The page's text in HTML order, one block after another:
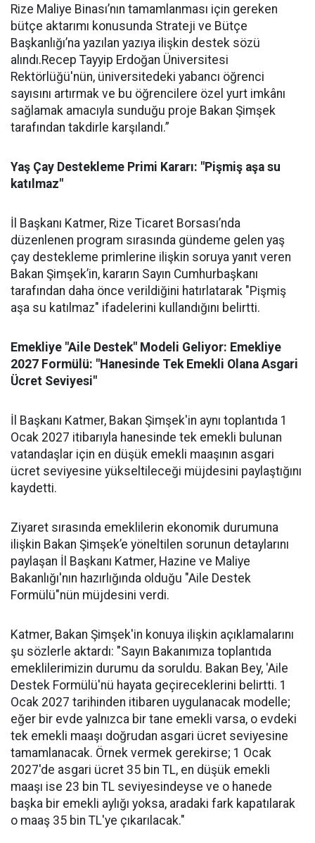
Rize Maliye Binası’nın tamamlanması için gereken
bütçe aktarımı konusunda Strateji ve Bütçe
Başkanlığı’na yazılan yazıya ilişkin destek sözü
alındı.Recep Tayyip Erdoğan Üniversitesi
Rektörlüğü'nün, üniversitedeki yabancı öğrenci
sayısını artırmak ve bu öğrencilere özel yurt imkânı
sağlamak amacıyla sunduğu proje Bakan Şimşek
tarafından takdirle karşılandı.”
Yaş Çay Destekleme Primi Kararı: "Pişmiş aşa su
katılmaz"
İl Başkanı Katmer, Rize Ticaret Borsası’nda
düzenlenen program sırasında gündeme gelen yaş
çay destekleme primlerine ilişkin soruya yanıt veren
Bakan Şimşek’in, kararın Sayın Cumhurbaşkanı
tarafından daha önce verildiğini hatırlatarak "Pişmiş
aşa su katılmaz" ifadelerini kullandığını belirtti.
Emekliye "Aile Destek" Modeli Geliyor: Emekliye
2027 Formülü: "Hanesinde Tek Emekli Olana Asgari
Ücret Seviyesi"
İl Başkanı Katmer, Bakan Şimşek'in aynı toplantıda 1
Ocak 2027 itibarıyla hanesinde tek emekli bulunan
vatandaşlar için en düşük emekli maaşının asgari
ücret seviyesine yükseltileceği müjdesini paylaştığını
kaydetti.
Ziyaret sırasında emeklilerin ekonomik durumuna
ilişkin Bakan Şimşek’e yöneltilen sorunun detaylarını
paylaşan İl Başkanı Katmer, Hazine ve Maliye
Bakanlığı'nın hazırlığında olduğu "Aile Destek
Formülü"nün müjdesini verdi.
Katmer, Bakan Şimşek'in konuya ilişkin açıklamalarını
şu sözlerle aktardı: "Sayın Bakanımıza toplantıda
emeklilerimizin durumu da soruldu. Bakan Bey, 'Aile
Destek Formülü'nü hayata geçireceklerini belirtti. 1
Ocak 2027 tarihinden itibaren uygulanacak modelle;
eğer bir evde yalnızca bir tane emekli varsa, o evdeki
tek emekli maaşı doğrudan asgari ücret seviyesine
tamamlanacak. Örnek vermek gerekirse; 1 Ocak
2027'de asgari ücret 35 bin TL, en düşük emekli
maaşı ise 23 bin TL seviyesindeyse ve o hanede
başka bir emekli aylığı yoksa, aradaki fark kapatılarak
o maaş 35 bin TL'ye çıkarılacak."